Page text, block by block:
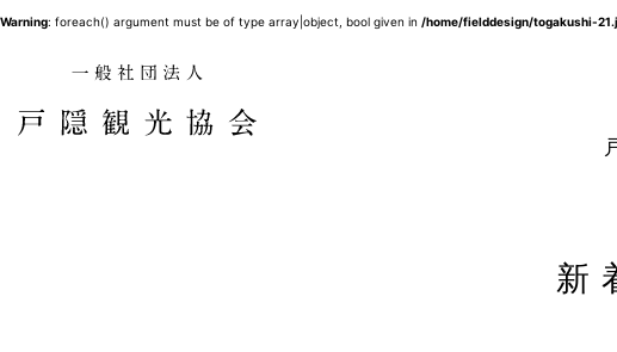
Warning: foreach() argument must be of type array|object, bool given in /home/fielddesign/togakushi-
新